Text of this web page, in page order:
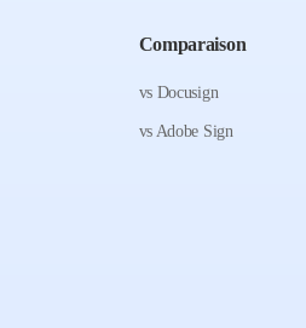
Comparaison
vs Docusign
vs Adobe Sign